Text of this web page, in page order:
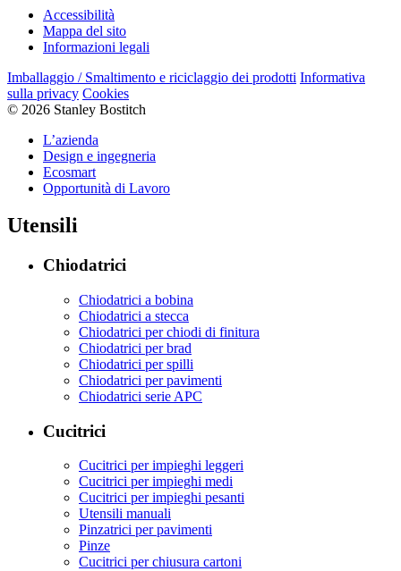
Accessibilità
Mappa del sito
Informazioni legali
Imballaggio / Smaltimento e riciclaggio dei prodotti Informativa
sulla privacy Cookies
© 2026 Stanley Bostitch
L’azienda
Design e ingegneria
Ecosmart
Opportunità di Lavoro
Utensili
Chiodatrici
Chiodatrici a bobina
Chiodatrici a stecca
Chiodatrici per chiodi di finitura
Chiodatrici per brad
Chiodatrici per spilli
Chiodatrici per pavimenti
Chiodatrici serie APC
Cucitrici
Cucitrici per impieghi leggeri
Cucitrici per impieghi medi
Cucitrici per impieghi pesanti
Utensili manuali
Pinzatrici per pavimenti
Pinze
Cucitrici per chiusura cartoni